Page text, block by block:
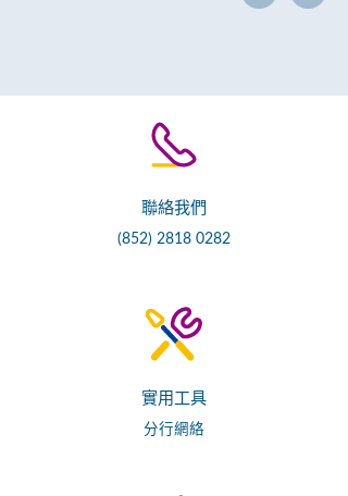
聯絡我們
(852) 2818 0282
實用工具
分行網絡